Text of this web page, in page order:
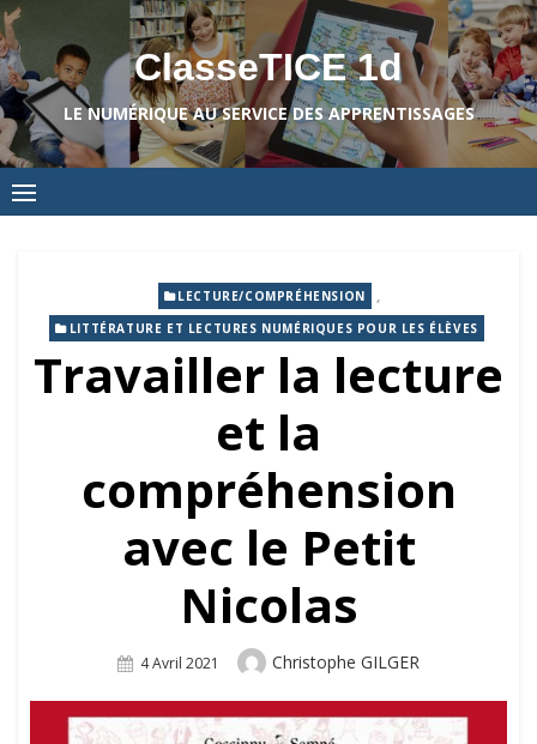
Skip
to
content
ClasseTICE 1d
LE NUMÉRIQUE AU SERVICE DES APPRENTISSAGES
LECTURE/COMPRÉHENSION ,
LITTÉRATURE ET LECTURES NUMÉRIQUES POUR LES ÉLÈVES
Travailler la lecture
et la
compréhension
avec le Petit
Nicolas
Posted
4 Avril 2021 Author
Christophe GILGER